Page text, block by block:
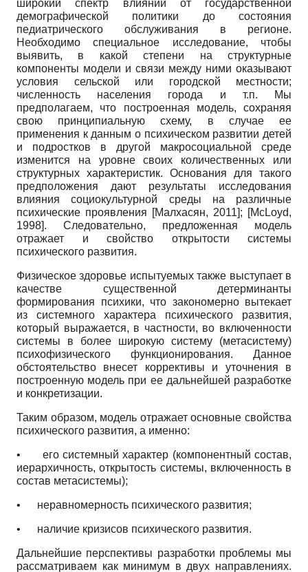
широкий спектр влияний от государственной
демографической политики до состояния
педиатрического обслуживания в регионе.
Необходимо специальное исследование, чтобы
выявить, в какой степени на структурные
компоненты модели и связи между ними оказывают
условия сельской или городской местности;
численность населения города и т.п. Мы
предполагаем, что построенная модель, сохраняя
свою принципиальную схему, в случае ее
применения к данным о психическом развитии детей
и подростков в другой макросоциальной среде
изменится на уровне своих количественных или
структурных характеристик. Основания для такого
предположения дают результаты исследования
влияния социокультурной среды на различные
психические проявления [Малхасян, 2011]; [McLoyd,
1998]. Следовательно, предложенная модель
отражает и свойство открытости системы
психического развития.
Физическое здоровье испытуемых также выступает в
качестве существенной детерминанты
формирования психики, что закономерно вытекает
из системного характера психического развития,
который выражается, в частности, во включенности
системы в более широкую систему (метасистему)
психофизического функционирования. Данное
обстоятельство внесет коррективы и уточнения в
построенную модель при ее дальнейшей разработке
и конкретизации.
Таким образом, модель отражает основные свойства
психического развития, а именно:
• его системный характер (компонентный состав,
иерархичность, открытость системы, включенность в
состав метасистемы);
• неравномерность психического развития;
• наличие кризисов психического развития.
Дальнейшие перспективы разработки проблемы мы
рассматриваем как минимум в двух направлениях.